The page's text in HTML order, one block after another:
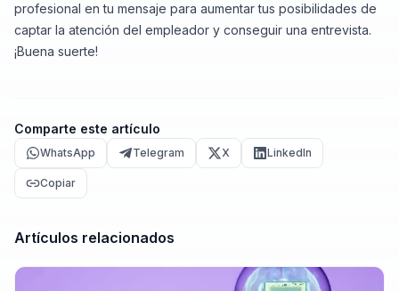
profesional en tu mensaje para aumentar tus posibilidades de
captar la atención del empleador y conseguir una entrevista.
¡Buena suerte!
Comparte este artículo
WhatsApp Telegram X LinkedIn
Copiar
Artículos relacionados